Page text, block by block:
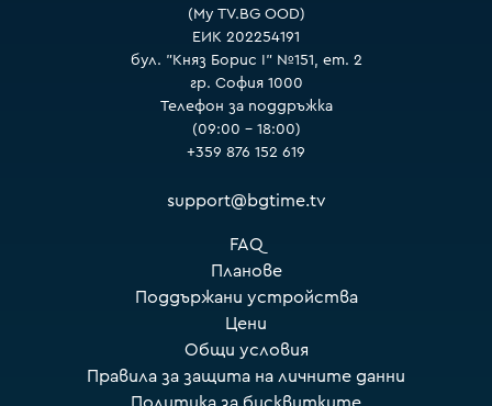
(My TV.BG OOD)
ЕИК 202254191
бул. "Княз Борис I" №151, ет. 2
гр. София 1000
Телефон за поддръжка
(09:00 – 18:00)
+359 876 152 619
support@bgtime.tv
FAQ
Планове
Поддържани устройства
Цени
Общи условия
Правила за защита на личните данни
Политика за бисквитките